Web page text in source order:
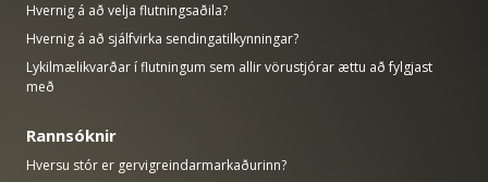
Hvernig á að velja flutningsaðila?
Hvernig á að sjálfvirka sendingatilkynningar?
Lykilmælikvarðar í flutningum sem allir vörustjórar ættu að fylgjast
með
Rannsóknir
Hversu stór er gervigreindarmarkaðurinn?